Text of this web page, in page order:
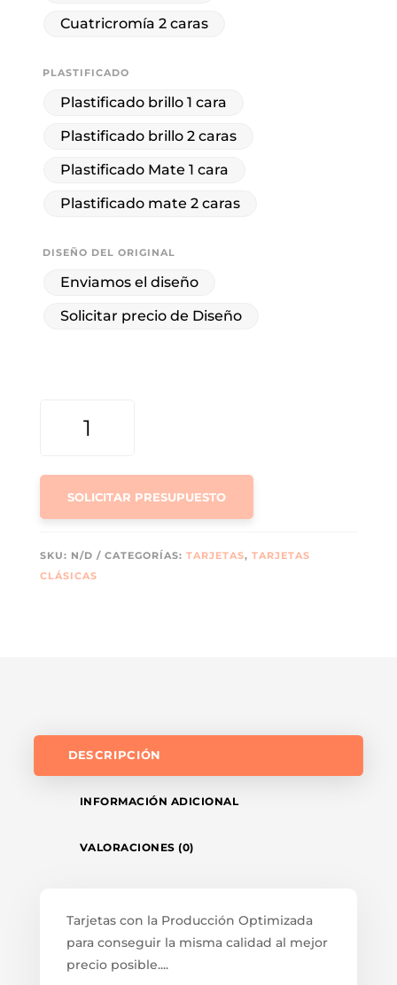
Cuatricromía 2 caras
PLASTIFICADO
Plastificado brillo 1 cara
Plastificado brillo 2 caras
Plastificado Mate 1 cara
Plastificado mate 2 caras
DISEÑO DEL ORIGINAL
Enviamos el diseño
Solicitar precio de Diseño
SOLICITAR PRESUPUESTO
SKU: N/D CATEGORÍAS: TARJETAS, TARJETAS
CLÁSICAS
DESCRIPCIÓN
INFORMACIÓN ADICIONAL
VALORACIONES (0)
Tarjetas con la Producción Optimizada
para conseguir la misma calidad al mejor
precio posible....